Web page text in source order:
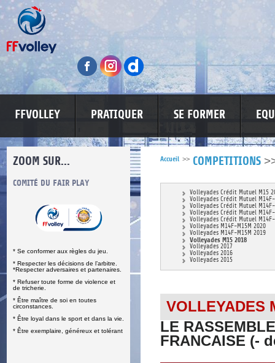
FFVOLLEY PRATIQUER SE FORMER
ZOOM SUR...
COMITÉ DU FAIR PLAY
* Se conformer aux règles du jeu.
* Respecter les décisions de l’arbitre.
*Respecter adversaires et partenaires.
* Refuser toute forme de violence et
de tricherie.
* Être maître de soi en toutes
circonstances.
* Être loyal dans le sport et dans la vie.
* Être exemplaire, généreux et tolérant
LUTTE CONTRE LES VIOLENCES MA PETITE
Accueil >> COMPETITIONS
Volleyades Crédit Mutuel M15
Volleyades Crédit Mutuel M14F-
Volleyades Crédit Mutuel M14F-
Volleyades Crédit Mutuel M14F-
Volleyades Crédit Mutuel M14F-
Volleyades M14F-M15M 2020
Volleyades M14F-M15M 2019
Volleyades M15 2018
Volleyades 2017
Volleyades 2016
Volleyades 2015
VOLLEYADES
LE
FRANCAISE (-